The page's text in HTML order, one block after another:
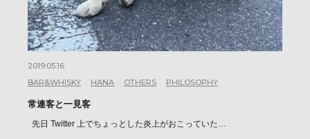
2019.05.16
BAR&WHISKY
HANA OTHERS PHILOSOPHY
常連客と一見客
先日 Twitter 上でちょっとした炎上がおこっていた…